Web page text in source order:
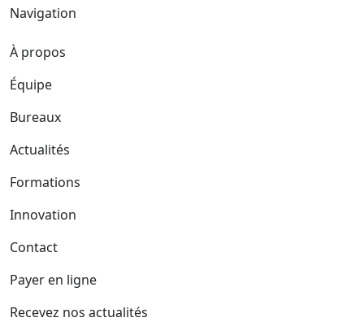
Navigation
À propos
Équipe
Bureaux
Actualités
Formations
Innovation
Contact
Payer en ligne
Recevez nos actualités